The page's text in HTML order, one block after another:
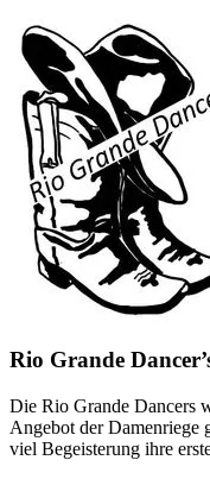
Rio Grande
Die Rio Grande Dancers
Angebot der Damenriege
viel Begeisterung ihre